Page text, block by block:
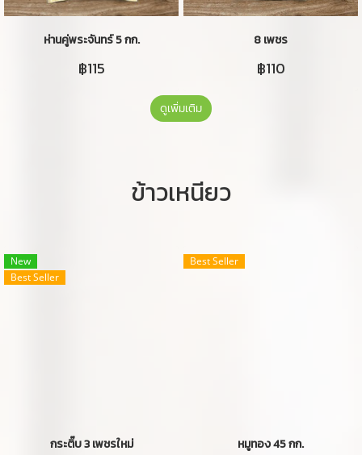
ห่านคู่พระจันทร์ 5 กก.
฿115
8 เพชร
฿110
ดูเพิ่มเติม
ข้าวเหนียว
New
Best Seller
กระติ๊บ 3 เพชรใหม่
Best Seller
หมูทอง 45 กก.